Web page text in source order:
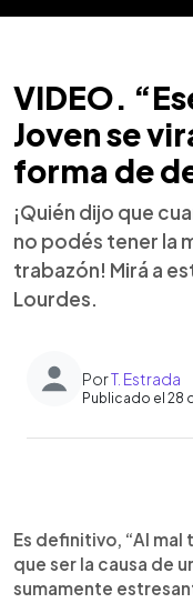
VIDEO.
Joven se
forma de
¡Quién dijo que
no podés tener la
trabazón! Mirá a
Lourdes.
PorT. Estrada
Publicado el 28
► Escuchar
Es definitivo, “Al
que ser la causa de
sumamente